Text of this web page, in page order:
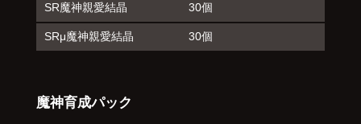
SR魔神親愛結晶 30個
SRμ魔神親愛結晶 30個
魔神育成パック